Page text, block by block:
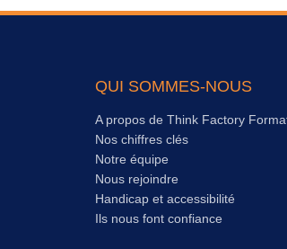
QUI SOMMES-NOUS
A propos de Think Factory
Nos chiffres clés
Notre équipe
Nous rejoindre
Handicap et accessibilité
Ils nous font confiance